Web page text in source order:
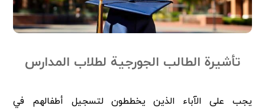
تأشيرة الطالب الجورجية لطلاب المدارس
يجب على الآباء الذين يخططون لتسجيل أطفالهم في